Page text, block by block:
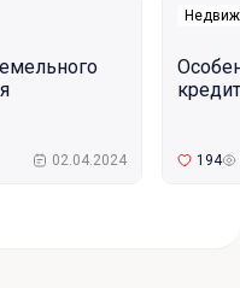
02.04.2024 194